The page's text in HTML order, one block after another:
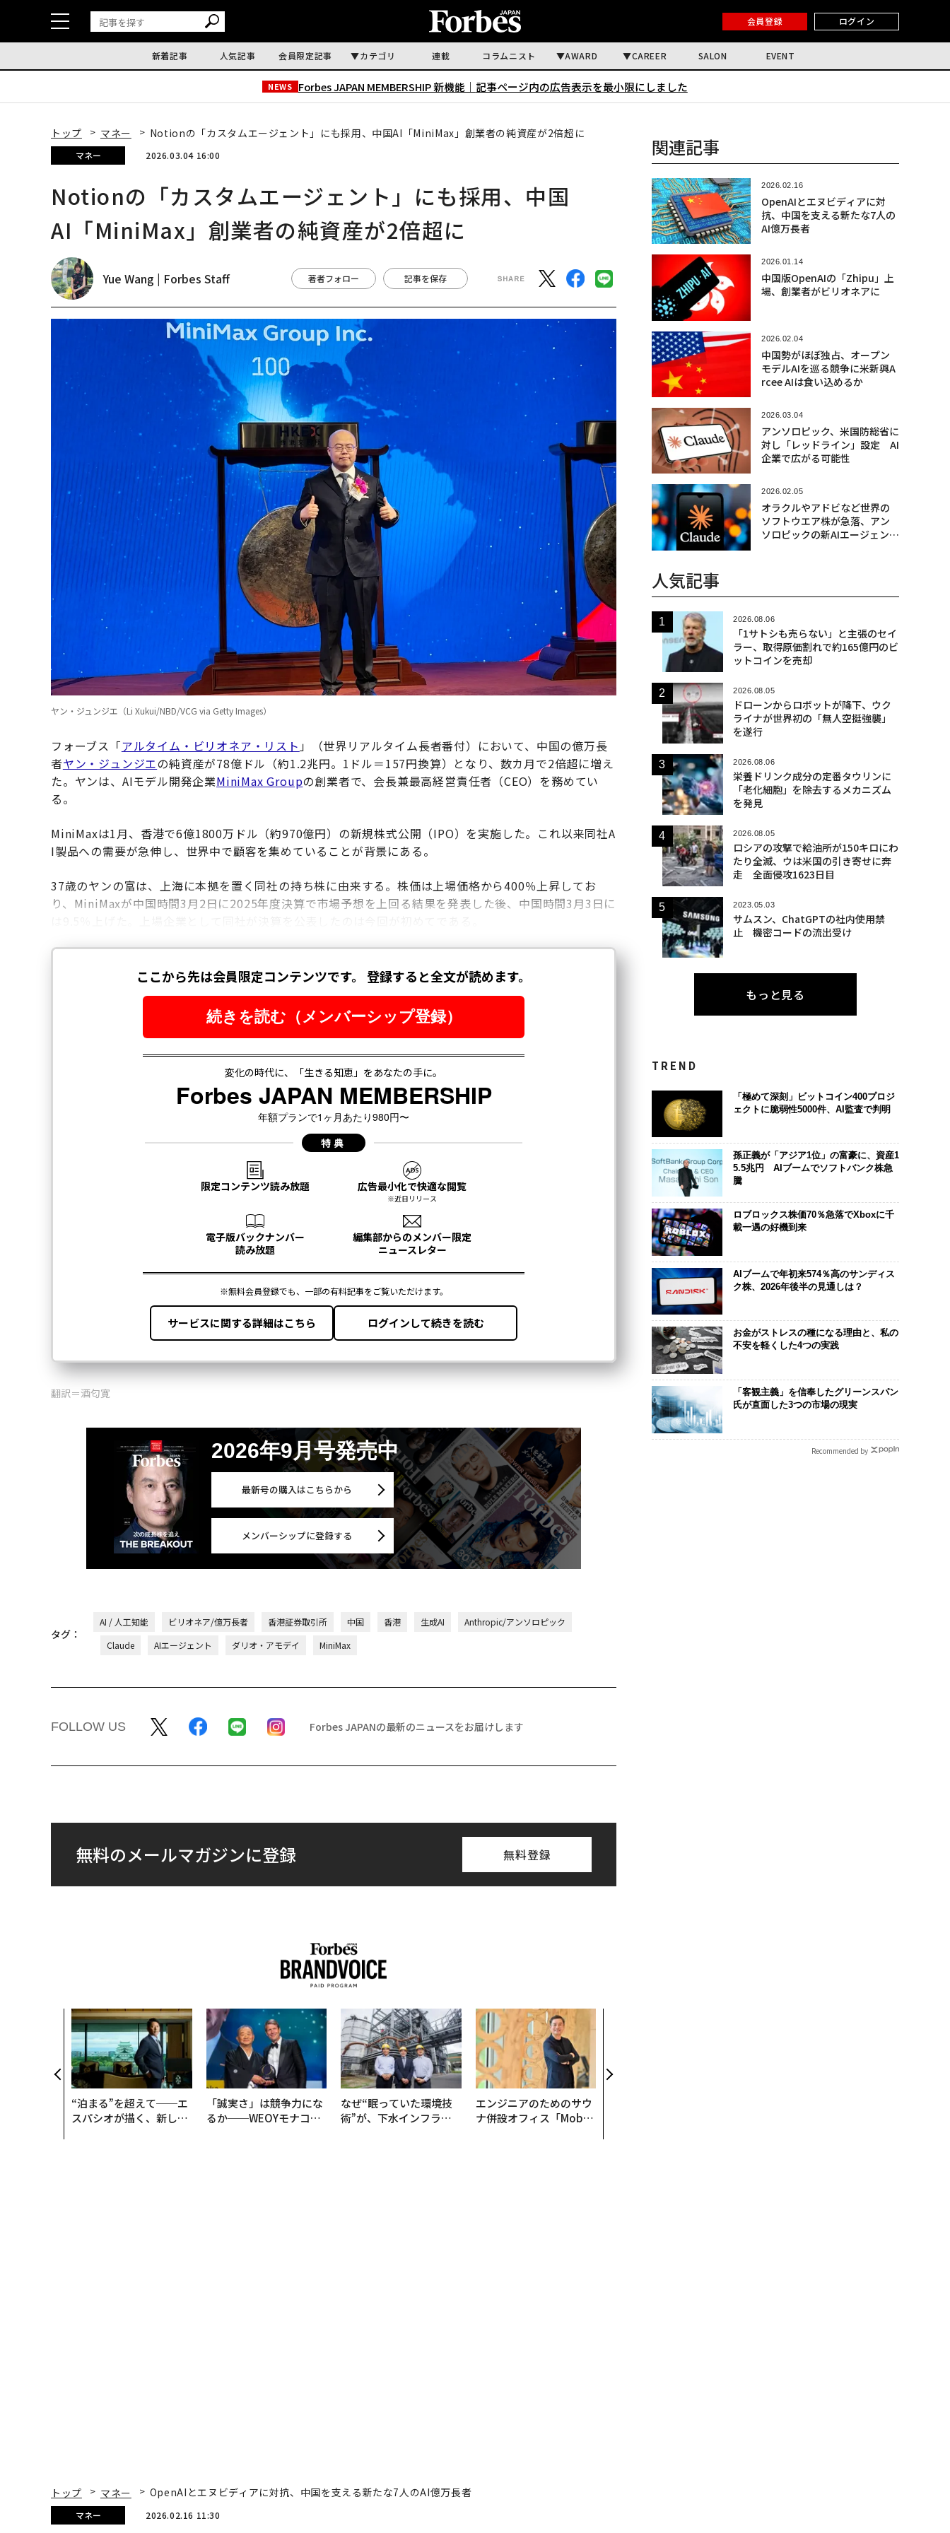
会員登録 ログイン
新着記事 人気記事 会員限定記事 カテゴリ 連載 コラムニスト AWARD CAREER SALON EVENT
NEWS Forbes JAPAN MEMBERSHIP 新機能｜ 記事ページ内の広告表示を最小限にしました
トップ マネー Notionの「カスタムエージェント」にも採用、中国AI「MiniMax」創業者の純資産が2倍超に
マネー 2026.03.04 16:00
Notionの「カスタムエージェント」にも採用、中国
AI「MiniMax」創業者の純資産が2倍超に
Yue Wang | Forbes Staff 著者フォロー 記事を保存
ヤン・ジュンジエ（Li Xukui/NBD/VCG via Getty Images）
フォーブス「アルタイム・ビリオネア・リスト」（世界リアルタイム長者番付）において、中国の億万長
者ヤン・ジュンジエの純資産が78億ドル（約1.2兆円。1ドル＝157円換算）となり、数カ月で2倍超に増え
た。ヤンは、AIモデル開発企業MiniMax Groupの創業者で、会長兼最高経営責任者（CEO）を務めてい
る。
MiniMaxは1月、香港で6億1800万ドル（約970億円）の新規株式公開（IPO）を実施した。これ以来同社A
I製品への需要が急伸し、世界中で顧客を集めていることが背景にある。
37歳のヤンの富は、上海に本拠を置く同社の持ち株に由来する。株価は上場価格から400％上昇してお
り、MiniMaxが中国時間3月2日に2025年度決算で市場予想を上回る結果を発表した後、中国時間3月3日に
翻訳＝酒匂寛
2026年9月号発売中
最新号の購入はこちらから
メンバーシップに登録する
タグ：
AI / 人工知能 ビリオネア/億万長者 香港証券取引所 中国 香港 生成AI
Anthropic/アンソロピック
Claude
AIエージェント ダリオ・アモデイ MiniMax
FOLLOW US Forbes JAPANの最新のニュースをお届けします
無料のメールマガジンに登録 無料登録
“泊まる”を超えて──エ
スパシオが描く、新しい
「誠実さ」は競争力にな
るか──WEOYモナコで
なぜ“眠っていた環境技
術”が、下水インフラを
エンジニアのためのサウ
ナ併設オフィス「Mobiu
ビジネス×PwC】
関連記事
2026.02.16
OpenAIとエヌビディアに対
抗、中国を支える新たな7人の
AI億万長者
2026.01.14
中国版OpenAIの「Zhipu」上
場、創業者がビリオネアに
2026.02.04
中国勢がほぼ独占、オープン
モデルAIを巡る競争に米新興A
rcee AIは食い込めるか
2026.03.04
アンソロピック、米国防総省に
対し「レッドライン」設定 AI
企業で広がる可能性
2026.02.05
オラクルやアドビなど世界の
ソフトウエア株が急落、アン
ソロピックの新AIエージェント
人気記事
2026.08.06
「1サトシも売らない」と主張のセイ
ラー、取得原価割れで約165億円のビ
ットコインを売却
2026.08.05
ドローンからロボットが降下、ウク
ライナが世界初の「無人空挺強襲」
を遂行
2026.08.06
栄養ドリンク成分の定番タウリンに
「老化細胞」を除去するメカニズム
を発見
2026.08.05
ロシアの攻撃で給油所が150キロにわ
たり全滅、ウは米国の引き寄せに奔
走 全面侵攻1623日目
2023.05.03
サムスン、ChatGPTの社内使用禁
止 機密コードの流出受け
もっと見る
TREND
「極めて深刻」ビットコイン400プロジ
ェクトに脆弱性5000件、AI監査で判明
孫正義が「アジア1位」の富豪に、資産1
5.5兆円 AIブームでソフトバンク株急
騰
ロブロックス株価70％急落でXboxに千
載一遇の好機到来
AIブームで年初来574％高のサンディス
ク株、2026年後半の見通しは？
お金がストレスの種になる理由と、私の
不安を軽くした4つの実践
「客観主義」を信奉したグリーンスパン
氏が直面した3つの市場の現実
Recommended by